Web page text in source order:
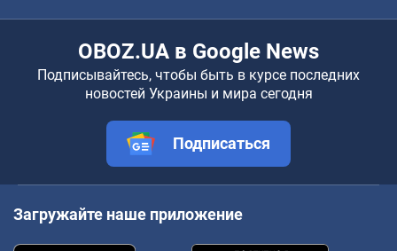
OBOZ.UA в Google News
Подписывайтесь, чтобы быть в курсе последних
новостей Украины и мира сегодня
Подписаться
Загружайте наше приложение